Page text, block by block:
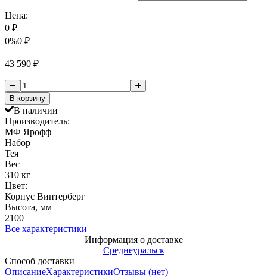
Цена:
0 ₽
0%0 ₽
43 590 ₽
В корзину
В наличии
Производитель:
МФ Ярофф
Набор
Тея
Вес
310 кг
Цвет:
Корпус Винтерберг
Высота, мм
2100
Все характеристики
Информация о доставке
Среднеуральск
Способ доставки
ОписаниеХарактеристикиОтзывы (нет)